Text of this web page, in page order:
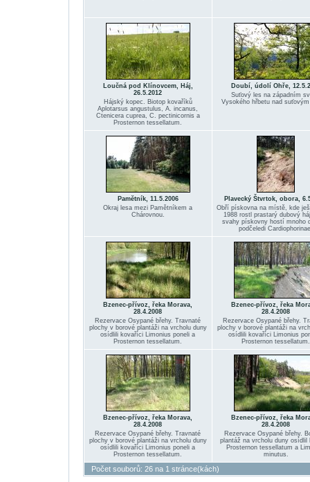
Loučná pod Klínovcem, Háj,
26.5.2012
Hájský kopec. Biotop kovaříků
Aplotarsus angustulus, A. incanus,
Ctenicera cuprea, C. pectinicornis a
Prosternon tessellatum.
Doubí, údolí Ohře,
Suťový les na západním
Vysokého hřbetu nad
Pamětník, 11.5.2006
Okraj lesa mezi Pamětníkem a
Chárovnou.
Plavecký Štvrtok, obora,
Obří pískovna na místě, kde
1988 rostl prastarý dubový
svahy pískovny hostí mnoho
podčeledi
Bzenec-přívoz, řeka Morava,
28.4.2008
Rezervace Osypané břehy. Travnaté
plochy v borové plantáži na vrcholu duny
osídlili kovaříci Limonius poneli a
Prosternon tessellatum.
Bzenec-přívoz, řeka
28.4.2008
Rezervace Osypané břehy.
plochy v borové plantáži na
osídlili kovaříci Limonius
Prosternon tessellatum.
Bzenec-přívoz, řeka Morava,
28.4.2008
Rezervace Osypané břehy. Travnaté
plochy v borové plantáži na vrcholu duny
osídlili kovaříci Limonius poneli a
Prosternon tessellatum.
Bzenec-přívoz, řeka
28.4.2008
Rezervace Osypané břehy.
plantáž na vrcholu duny osídlil
Prosternon tessellatum a
minutus.
Počet souborů: 26 na 1 stránce(kách)